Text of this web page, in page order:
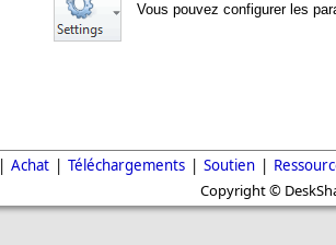
Vous pouvez configurer les
| Achat | Téléchargements | Soutien |
Copyright ©